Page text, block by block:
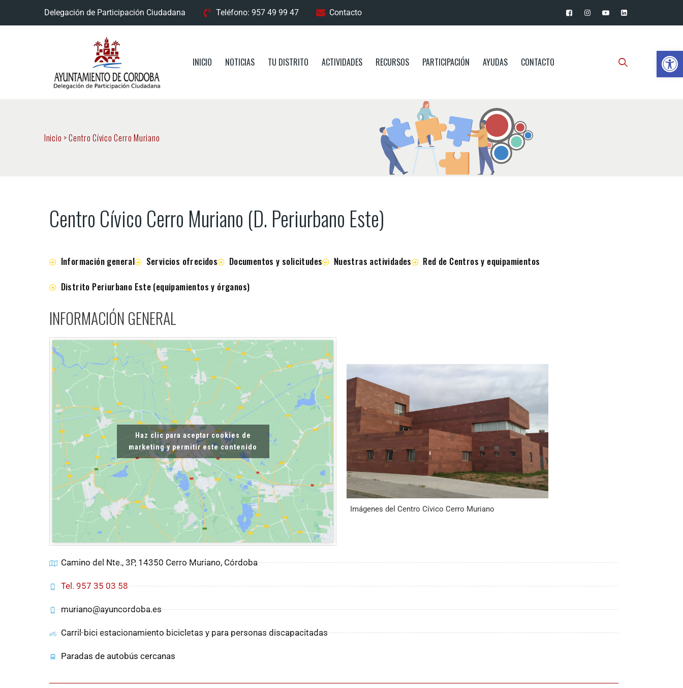
Delegación de Participación Ciudadana Teléfono: 957 49 99 47 Contacto
INICIO NOTICIAS TU DISTRITO ACTIVIDADES RECURSOS PARTICIPACIÓN AYUDAS CONTACTO
Inicio >Centro Cívico Cerro Muriano
Centro Cívico Cerro Muriano (D. Periurbano Este)
Información general Servicios ofrecidos Documentos y solicitudes Nuestras actividades
Red de Centros y equipamientos
Distrito Periurbano Este (equipamientos y órganos)
INFORMACIÓN GENERAL
Haz clic para aceptar cookies de
marketing y permitir este contenido
Imágenes del Centro Cívico Cerro Muriano
Camino del Nte., 3P, 14350 Cerro Muriano, Córdoba
Tel. 957 35 03 58
muriano@ayuncordoba.es
Carril-bici estacionamiento bicicletas y para personas discapacitadas
Paradas de autobús cercanas